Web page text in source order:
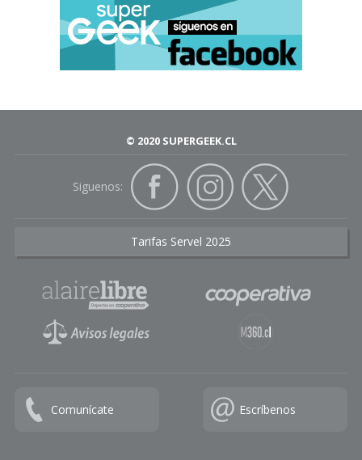
© 2020 SUPERGEEK.CL
Siguenos:
Tarifas Servel 2025
Comunícate Escríbenos